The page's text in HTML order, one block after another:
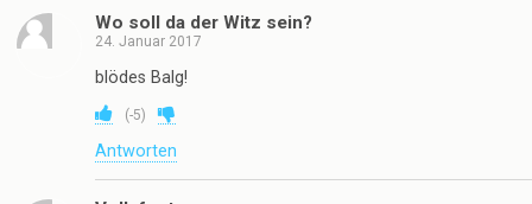
Wo soll da der Witz sein?
24. Januar 2017
blödes Balg!
(-5)
Antworten